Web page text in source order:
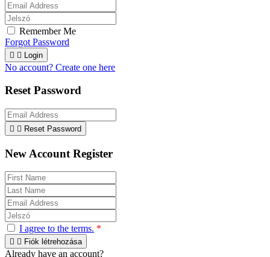
Remember Me
Forgot Password
  Login
No account? Create one here
Reset Password
  Reset Password
New Account Register
I agree to the terms. *
  Fiók létrehozása
Already have an account?